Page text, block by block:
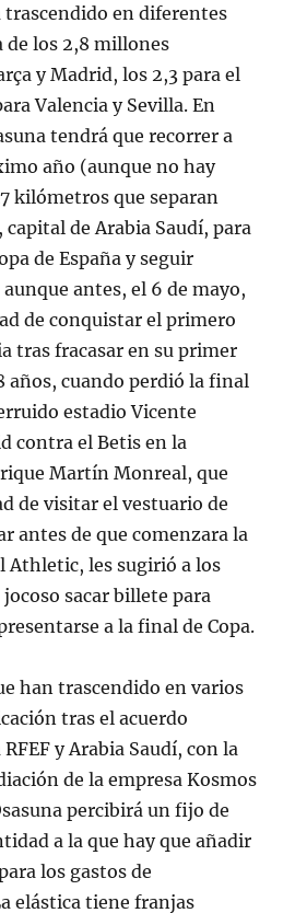
trascendido en diferentes
de los 2,8 millones
y Madrid, los 2,3 para el
Valencia y Sevilla. En
tendrá que recorrer a
año (aunque no hay
kilómetros que separan
capital de Arabia Saudí, para
de España y seguir
antes, el 6 de mayo,
de conquistar el primero
tras fracasar en su primer
años, cuando perdió la final
estadio Vicente
contra el Betis en la
Martín Monreal, que
de visitar el vestuario de
antes de que comenzara la
Athletic, les sugirió a los
sacar billete para
a la final de Copa.
han trascendido en varios
tras el acuerdo
y Arabia Saudí, con la
de la empresa Kosmos
percibirá un fijo de
a la que hay que añadir
los gastos de
elástica tiene franjas